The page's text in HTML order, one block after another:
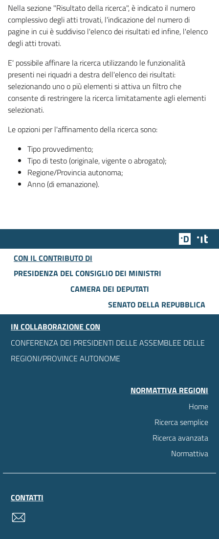
Nella sezione "Risultato della ricerca", è indicato il numero
complessivo degli atti trovati, l'indicazione del numero di
pagine in cui è suddiviso l'elenco dei risultati ed infine, l'elenco
degli atti trovati.
E' possibile affinare la ricerca utilizzando le funzionalità
presenti nei riquadri a destra dell'elenco dei risultati:
selezionando uno o più elementi si attiva un filtro che
consente di restringere la ricerca limitatamente agli elementi
selezionati.
Le opzioni per l'affinamento della ricerca sono:
Tipo provvedimento;
Tipo di testo (originale, vigente o abrogato);
Regione/Provincia autonoma;
Anno (di emanazione).
Team
CON IL CONTRIBUTO DI
PRESIDENZA DEL CONSIGLIO DEI MINISTRI
CAMERA DEI DEPUTATI
SENATO DELLA REPUBBLICA
IN COLLABORAZIONE CON
CONFERENZA DEI PRESIDENTI DELLE ASSEMBLEE DELLE
REGIONI/PROVINCE AUTONOME
NORMATTIVA REGIONI
Home
Ricerca semplice
Ricerca avanzata
Normattiva
CONTATTI